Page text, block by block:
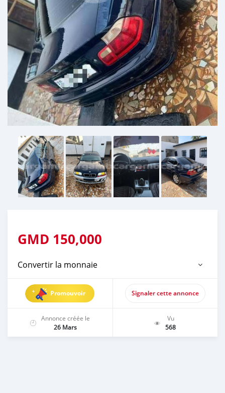
GMD 150,000
Convertir la monnaie
Promouvoir Signaler cette annonce
Annonce créée le
26 Mars
Vu
568